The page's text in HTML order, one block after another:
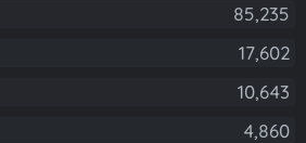
85,235
17,602
10,643
4,860